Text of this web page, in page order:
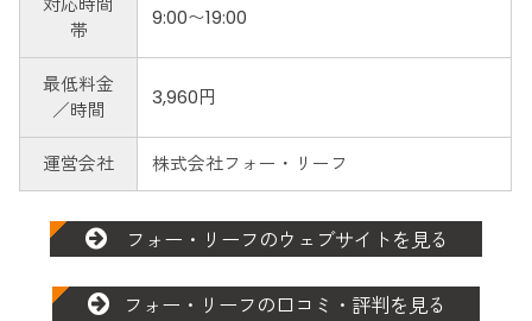
帯
9:00〜19:00
最低料金
／時間
3,960円
運営会社 株式会社フォー・リーフ
フォー・リーフのウェブサイトを見る
フォー・リーフの口コミ・評判を見る